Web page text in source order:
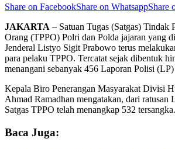
Share on FacebookShare on WhatsappShare
JAKARTA – Satuan Tugas (Satgas) Tindak
Orang (TPPO) Polri dan Polda jajaran yang
Jenderal Listyo Sigit Prabowo terus
para pelaku TPPO. Tercatat sejak dibentuk
menangani sebanyak 456 Laporan Polisi
Kepala Biro Penerangan Masyarakat Divisi
Ahmad Ramadhan mengatakan, dari ratusan
Satgas TPPO telah menangkap 532 tersangka.
Baca Juga: